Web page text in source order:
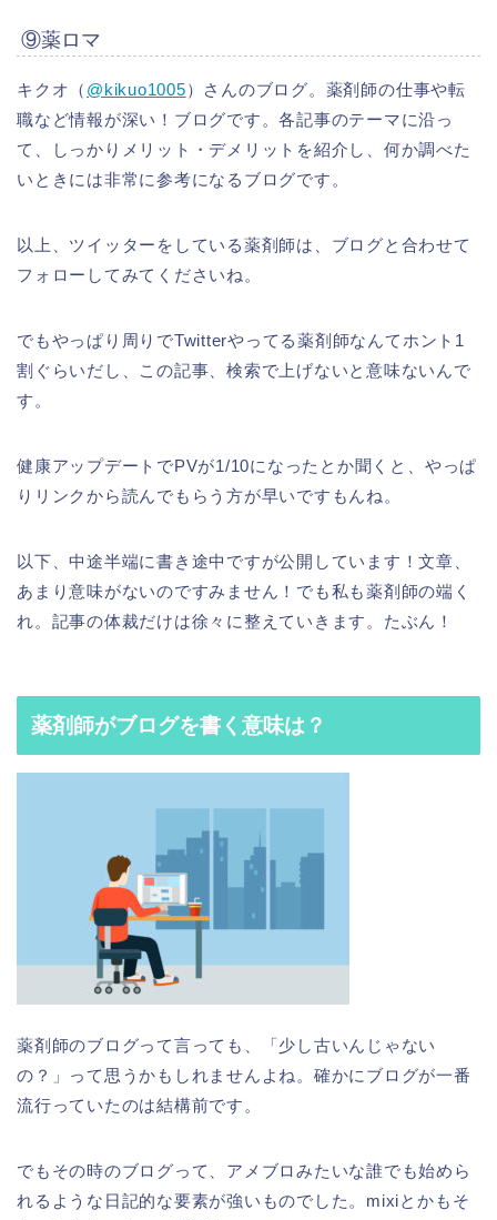
⑨薬ロマ
キクオ（ @kikuo1005）さんのブログ。薬剤師の仕事や転
職など情報が深い！ブログです。各記事のテーマに沿っ
て、しっかりメリット・デメリットを紹介し、何か調べた
いときには非常に参考になるブログです。
以上、ツイッターをしている薬剤師は、ブログと合わせて
フォローしてみてくださいね。
でもやっぱり周りでTwitterやってる薬剤師なんてホント1
割ぐらいだし、この記事、検索で上げないと意味ないんで
す。
健康アップデートでPVが1/10になったとか聞くと、やっぱ
りリンクから読んでもらう方が早いですもんね。
以下、中途半端に書き途中ですが公開しています！文章、
あまり意味がないのですみません！でも私も薬剤師の端く
れ。記事の体裁だけは徐々に整えていきます。たぶん！
薬剤師がブログを書く意味は？
薬剤師のブログって言っても、「少し古いんじゃない
の？」って思うかもしれませんよね。確かにブログが一番
流行っていたのは結構前です。
でもその時のブログって、アメブロみたいな誰でも始めら
れるような日記的な要素が強いものでした。mixiとかもそ